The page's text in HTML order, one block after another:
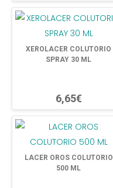
XEROLACER COLUTORIO
SPRAY 30 ML
6,65€
LACER OROS COLUTORIO
500 ML